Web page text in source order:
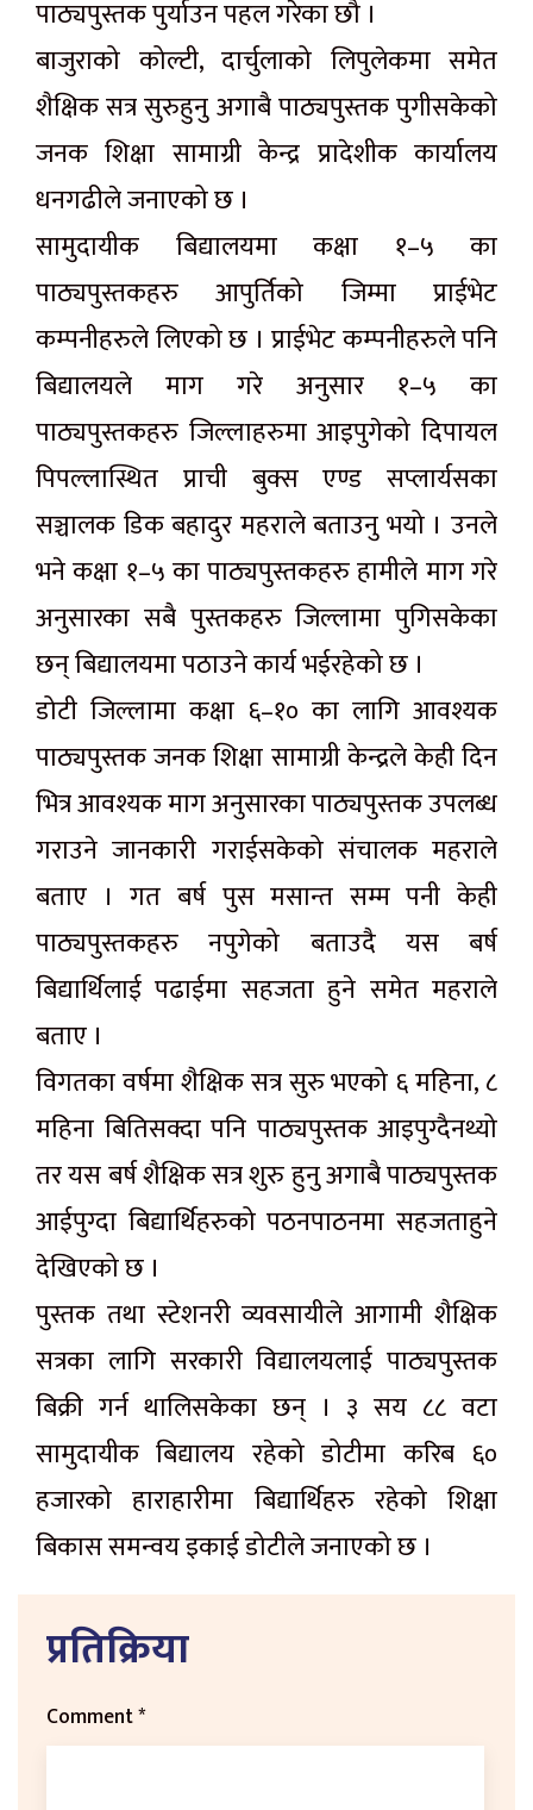
पाठ्यपुस्तक पुर्याउन पहल गरेका छौ ।
बाजुराको कोल्टी, दार्चुलाको लिपुलेकमा समेत
शैक्षिक सत्र सुरुहुनु अगाबै पाठ्यपुस्तक पुगीसकेको
जनक शिक्षा सामाग्री केन्द्र प्रादेशीक कार्यालय
धनगढीले जनाएको छ ।
सामुदायीक बिद्यालयमा कक्षा १–५ का
पाठ्यपुस्तकहरु आपुर्तिको जिम्मा प्राईभेट
कम्पनीहरुले लिएको छ । प्राईभेट कम्पनीहरुले पनि
बिद्यालयले माग गरे अनुसार १–५ का
पाठ्यपुस्तकहरु जिल्लाहरुमा आइपुगेको दिपायल
पिपल्लास्थित प्राची बुक्स एण्ड सप्लार्यसका
सञ्चालक डिक बहादुर महराले बताउनु भयो । उनले
भने कक्षा १–५ का पाठ्यपुस्तकहरु हामीले माग गरे
अनुसारका सबै पुस्तकहरु जिल्लामा पुगिसकेका
छन् बिद्यालयमा पठाउने कार्य भईरहेको छ ।
डोटी जिल्लामा कक्षा ६–१० का लागि आवश्यक
पाठ्यपुस्तक जनक शिक्षा सामाग्री केन्द्रले केही दिन
भित्र आवश्यक माग अनुसारका पाठ्यपुस्तक उपलब्ध
गराउने जानकारी गराईसकेको संचालक महराले
बताए । गत बर्ष पुस मसान्त सम्म पनी केही
पाठ्यपुस्तकहरु नपुगेको बताउदै यस बर्ष
बिद्यार्थिलाई पढाईमा सहजता हुने समेत महराले
बताए ।
विगतका वर्षमा शैक्षिक सत्र सुरु भएको ६ महिना, ८
महिना बितिसक्दा पनि पाठ्यपुस्तक आइपुग्दैनथ्यो
तर यस बर्ष शैक्षिक सत्र शुरु हुनु अगाबै पाठ्यपुस्तक
आईपुग्दा बिद्यार्थिहरुको पठनपाठनमा सहजताहुने
देखिएको छ ।
पुस्तक तथा स्टेशनरी व्यवसायीले आगामी शैक्षिक
सत्रका लागि सरकारी विद्यालयलाई पाठ्यपुस्तक
बिक्री गर्न थालिसकेका छन् । ३ सय ८८ वटा
सामुदायीक बिद्यालय रहेको डोटीमा करिब ६०
हजारको हाराहारीमा बिद्यार्थिहरु रहेको शिक्षा
बिकास समन्वय इकाई डोटीले जनाएको छ ।
प्रतिक्रिया
Comment*